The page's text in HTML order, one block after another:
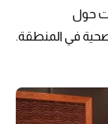
حول
في المنطقة.